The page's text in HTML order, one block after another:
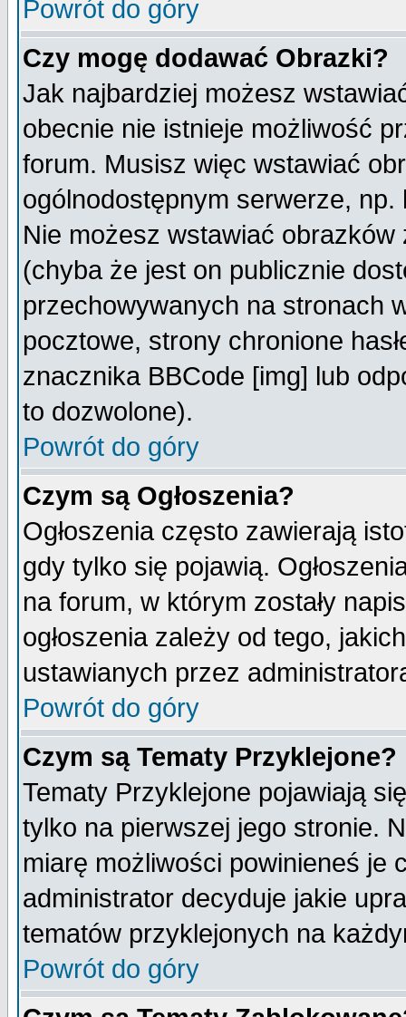
Powrót do góry
Czy mogę dodawać Obrazki?
Jak najbardziej możesz
obecnie nie istnieje możliwość
forum. Musisz więc wstawiać
ogólnodostępnym serwerze,
Nie możesz wstawiać
(chyba że jest on publicznie
przechowywanych na stronach
pocztowe, strony chronione
znacznika BBCode [img] lub
to dozwolone).
Powrót do góry
Czym są Ogłoszenia?
Ogłoszenia często zawierają
gdy tylko się pojawią.
na forum, w którym zostały
ogłoszenia zależy od tego,
ustawianych przez
Powrót do góry
Czym są Tematy Przyklejone?
Tematy Przyklejone pojawiają
tylko na pierwszej jego stronie.
miarę możliwości powinieneś je
administrator decyduje jakie
tematów przyklejonych na
Powrót do góry